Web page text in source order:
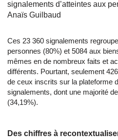
signalements d’atteintes aux
Anaïs Guilbaud
Ces 23 360 signalements
personnes (80%) et 5084 aux
mêmes en de nombreux faits et
différents. Pourtant, seulement
de ceux inscrits sur la plateforme
signalements, dont une majorité
(34,19%).
Des chiffres à